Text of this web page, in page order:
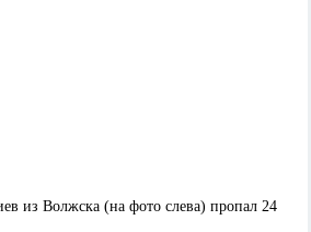
из Волжска (на фото слева) пропал 24